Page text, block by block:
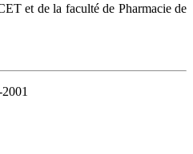
et de la faculté de Pharmacie de